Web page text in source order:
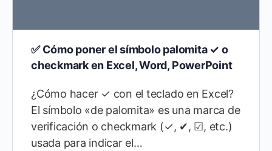
✅ Cómo poner el símbolo palomita ✓ o
checkmark en Excel, Word, PowerPoint
¿Cómo hacer ✓ con el teclado en Excel?
El símbolo «de palomita» es una marca de
verificación o checkmark (✓, ✔, ☑, etc.)
usada para indicar el…